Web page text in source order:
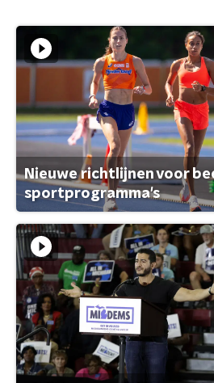
Nieuwe richtlijnen voor
sportprogramma's